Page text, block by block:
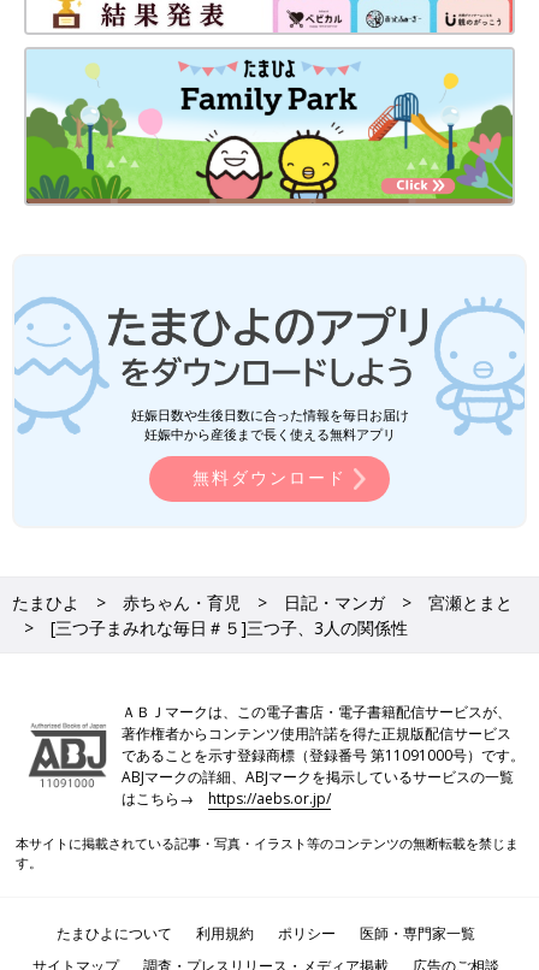
妊娠日数や生後日数に合った情報を毎日お届け
妊娠中から産後まで長く使える無料アプリ
無料ダウンロード
たまひよ 赤ちゃん・育児 日記・マンガ
宮瀬とまと
[三つ子まみれな毎日＃５]三つ子、3人の関係性
ＡＢＪマークは、この電子書店・電子書籍配信サービスが、
著作権者からコンテンツ使用許諾を得た正規版配信サービス
であることを示す登録商標（登録番号 第11091000号）です。
ABJマークの詳細、ABJマークを掲示しているサービスの一覧
はこちら→https://aebs.or.jp/
本サイトに掲載されている記事・写真・イラスト等のコンテンツの無断転載を禁じま
す。
たまひよについて 利用規約 ポリシー
医師・専門家一覧
サイトマップ
調査・プレスリリース・メディア掲載 広告のご相談